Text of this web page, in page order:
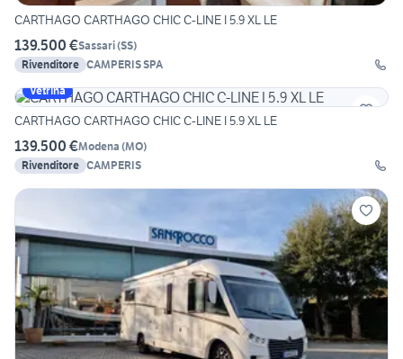
CARTHAGO CARTHAGO CHIC C-LINE I 5.9 XL LE
139.500 €Sassari(SS)
Rivenditore CAMPERIS SPA
Vetrina
CARTHAGO CARTHAGO CHIC C-LINE I 5.9 XL LE
139.500 €Modena (MO)
Rivenditore CAMPERIS